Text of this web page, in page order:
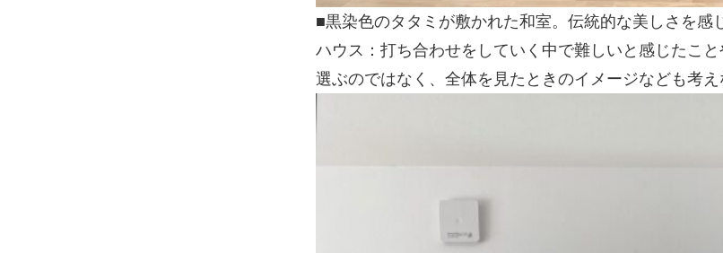
■黒染色のタタミが敷かれた和室。伝統的な美しさを感
ハウス：打ち合わせをしていく中で難しいと感じたこ
選ぶのではなく、全体を見たときのイメージなども考